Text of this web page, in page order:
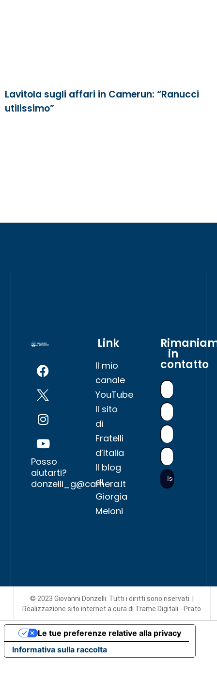
Lavitola sugli affari in Camerun: “Ranucci
utilissimo”
Posso
aiutarti?
donzelli_g@camera.it
Link
Il mio
canale
YouTube
Il sito
di
Fratelli
d’Italia
Il blog
di
Giorgia
Meloni
in
contatto
© 2023 Giovanni Donzelli. Tutti i diritti sono riservati. |
Realizzazione sito interneta cura di Trame Digitali - Prato
Informativa sulla raccolta
Le tue preferenze relative alla privacy